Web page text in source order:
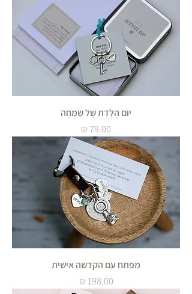
יוֹם הֻלֶּדֶת שֶׁל שִׂמְחָה
מחיר
מפתח עם הקדשה אישית
מחיר